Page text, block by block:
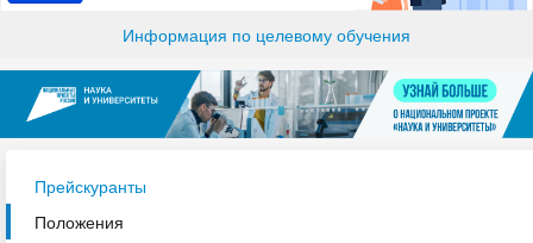
Информация по целевому обучения
Прейскуранты
Положения